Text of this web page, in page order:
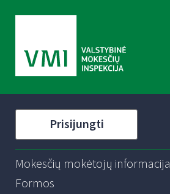
Prisijungti
Mokesčių mokėtojų informacija
Formos